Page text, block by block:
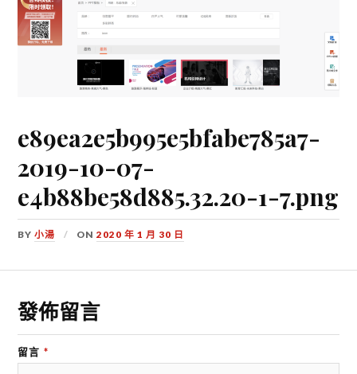
e89ea2e5b995e5bfabe785a7-
2019-10-07-
e4b88be58d885.32.20-1-7.png
BY小湯 ON2020 年 1 月 30 日
發佈留言
留言 *